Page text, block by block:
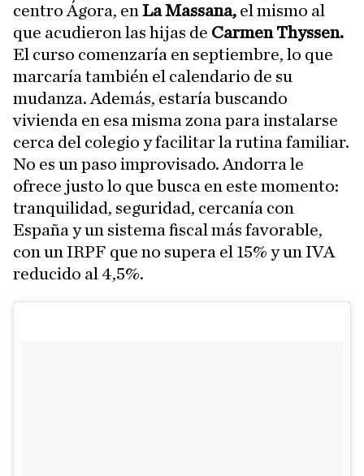
centro Ágora, en La Massana, el mismo al
que acudieron las hijas de Carmen Thyssen.
El curso comenzaría en septiembre, lo que
marcaría también el calendario de su
mudanza. Además, estaría buscando
vivienda en esa misma zona para instalarse
cerca del colegio y facilitar la rutina familiar.
No es un paso improvisado. Andorra le
ofrece justo lo que busca en este momento:
tranquilidad, seguridad, cercanía con
España y un sistema fiscal más favorable,
con un IRPF que no supera el 15% y un IVA
reducido al 4,5%.